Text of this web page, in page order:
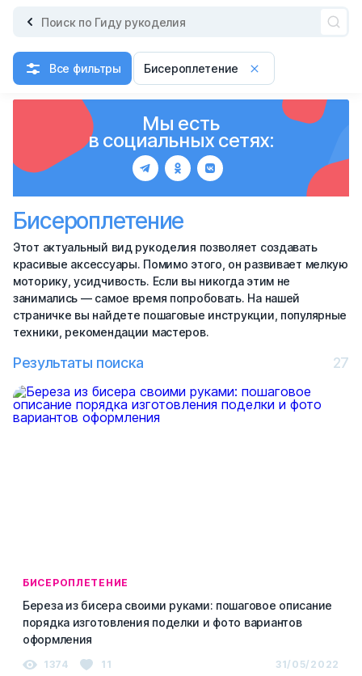
Все фильтры Бисероплетение
Мы есть
в социальных сетях:
Бисероплетение
Этот актуальный вид рукоделия позволяет создавать
красивые аксессуары. Помимо этого, он развивает мелкую
моторику, усидчивость. Если вы никогда этим не
занимались — самое время попробовать. На нашей
страничке вы найдете пошаговые инструкции, популярные
техники, рекомендации мастеров.
Результаты поиска 27
БИСЕРОПЛЕТЕНИЕ
Береза из бисера своими руками: пошаговое описание
порядка изготовления поделки и фото вариантов
оформления
1374 11 31/05/2022